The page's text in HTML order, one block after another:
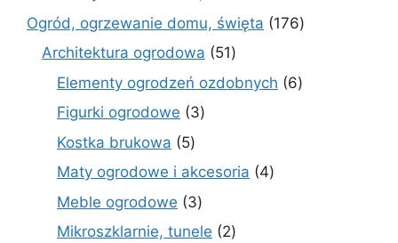
produktów
Ogród, ogrzewanie domu, święta 176176
Architektura ogrodowa 5151
produktów
Elementy ogrodzeń ozdobnych 66
Figurki ogrodowe 33
Kostka brukowa 55
produktów
Maty ogrodowe i akcesoria 44
Meble ogrodowe 33
produkty
Mikroszklarnie, tunele 22